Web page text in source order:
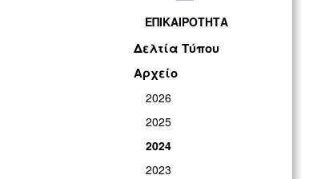
ΕΠΙΚΑΙΡΟΤΗΤΑ
Δελτία Τύπου
Αρχείο
2026
2025
2024
2023